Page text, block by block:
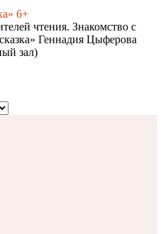
6+
чтения. Знакомство с
Геннадия Цыферова
зал)